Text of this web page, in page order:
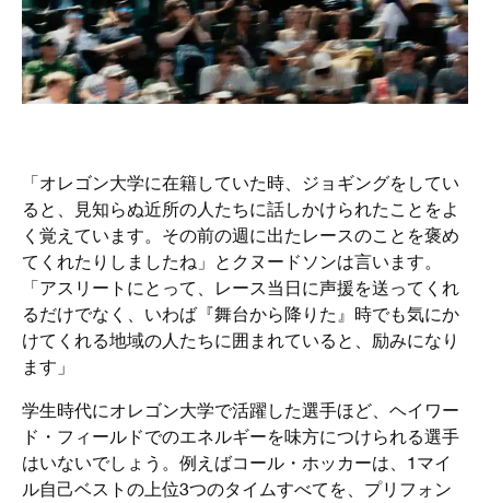
「オレゴン大学に在籍していた時、ジョギングをしてい
ると、見知らぬ近所の人たちに話しかけられたことをよ
く覚えています。その前の週に出たレースのことを褒め
てくれたりしましたね」とクヌードソンは言います。
「アスリートにとって、レース当日に声援を送ってくれ
るだけでなく、いわば『舞台から降りた』時でも気にか
けてくれる地域の人たちに囲まれていると、励みになり
ます」
学生時代にオレゴン大学で活躍した選手ほど、ヘイワー
ド・フィールドでのエネルギーを味方につけられる選手
はいないでしょう。例えばコール・ホッカーは、1マイ
ル自己ベストの上位3つのタイムすべてを、プリフォン